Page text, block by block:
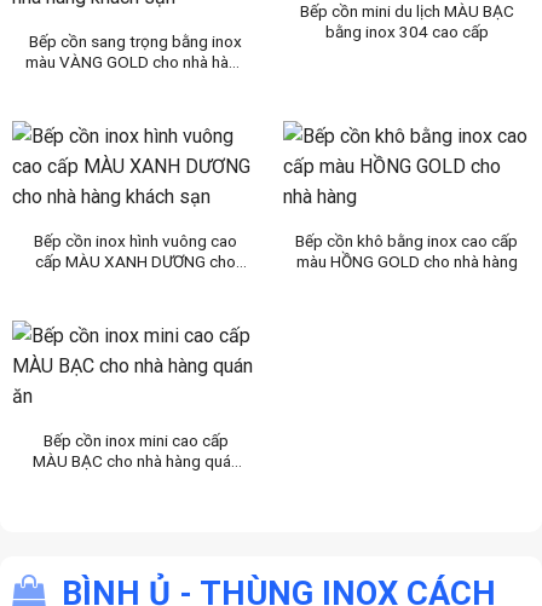
Bếp cồn sang trọng bằng inox
màu VÀNG GOLD cho nhà hàng
Bếp cồn mini du lịch MÀU BẠC
bằng inox 304 cao cấp
Bếp cồn inox hình vuông cao
cấp MÀU XANH DƯƠNG cho
Bếp cồn khô bằng inox cao cấp
màu HỒNG GOLD cho nhà hàng
Bếp cồn inox mini cao cấp
MÀU BẠC cho nhà hàng quán
BÌNH Ủ - THÙNG INOX CÁCH